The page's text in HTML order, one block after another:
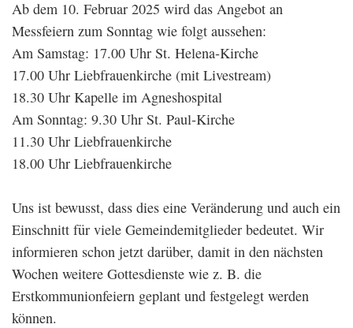
Ab dem 10. Februar 2025 wird das Angebot an
Messfeiern zum Sonntag wie folgt aussehen:
Am Samstag: 17.00 Uhr St. Helena-Kirche
17.00 Uhr Liebfrauenkirche (mit Livestream)
18.30 Uhr Kapelle im Agneshospital
Am Sonntag: 9.30 Uhr St. Paul-Kirche
11.30 Uhr Liebfrauenkirche
18.00 Uhr Liebfrauenkirche
Uns ist bewusst, dass dies eine Veränderung und auch ein
Einschnitt für viele Gemeindemitglieder bedeutet. Wir
informieren schon jetzt darüber, damit in den nächsten
Wochen weitere Gottesdienste wie z. B. die
Erstkommunionfeiern geplant und festgelegt werden
können.